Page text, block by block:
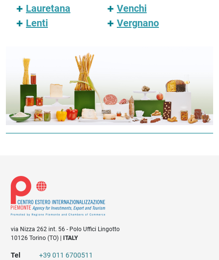
Lauretana
Lenti
Venchi
Vergnano
via Nizza 262 int. 56 - Polo Uffici Lingotto
10126 Torino (TO) |
ITALY
Tel
+39 011 6700511